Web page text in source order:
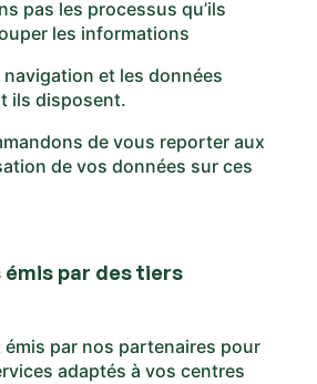
pas les processus qu’ils
les informations
et les données
ils disposent.
de vous reporter aux
de vos données sur ces
émis par des tiers
par nos partenaires pour
adaptés à vos centres